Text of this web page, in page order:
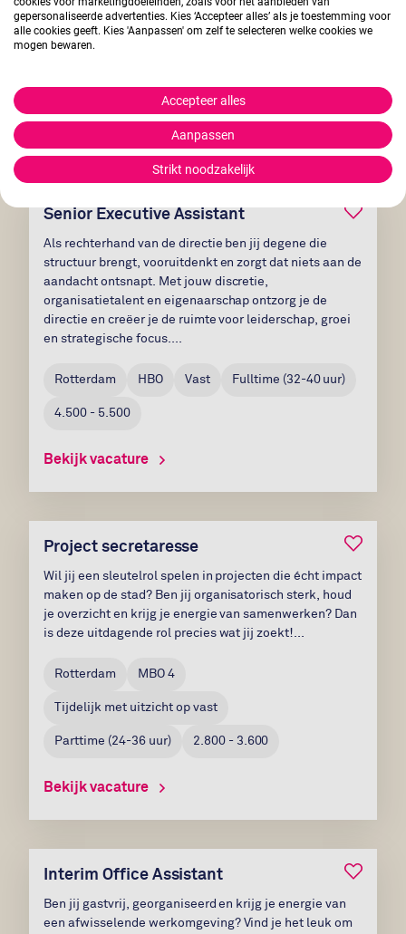
trajecten soepel verlopen....
Rotterdam
Senior Executive Assistant
Als rechterhand van de directie ben jij degene die
structuur brengt, vooruitdenkt en zorgt dat niets aan de
aandacht ontsnapt. Met jouw discretie,
organisatietalent en eigenaarschap ontzorg je de
directie en creëer je de ruimte voor leiderschap, groei
en strategische focus....
Rotterdam HBO Vast Fulltime (32-40uur)
4.500 - 5.500
Bewaar
Bekijk vacature
Project secretaresse
Wil jij een sleutelrol spelen in projecten die écht impact
maken op de stad? Ben jij organisatorisch sterk, houd
je overzicht en krijg je energie van samenwerken? Dan
is deze uitdagende rol precies wat jij zoekt!...
Rotterdam MBO 4
Tijdelijk met uitzicht op vast
Parttime (24-36uur) 2.800 - 3.600
Bewaar
Bekijk vacature
Interim Office Assistant
Ben jij gastvrij, georganiseerd en krijg je energie van
een afwisselende werkomgeving? Vind je het leuk om
Bewaar
gepersonaliseerde advertenties. Kies ‘Accepteer alles’ als je toestemming voor
alle cookies geeft. Kies 'Aanpassen' om zelf te selecteren welke cookies we
mogen bewaren.
Accepteer alles
Aanpassen
Strikt noodzakelijk